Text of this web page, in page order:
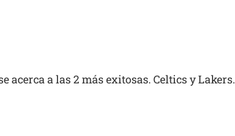
acerca a las 2 más exitosas. Celtics y Lakers.